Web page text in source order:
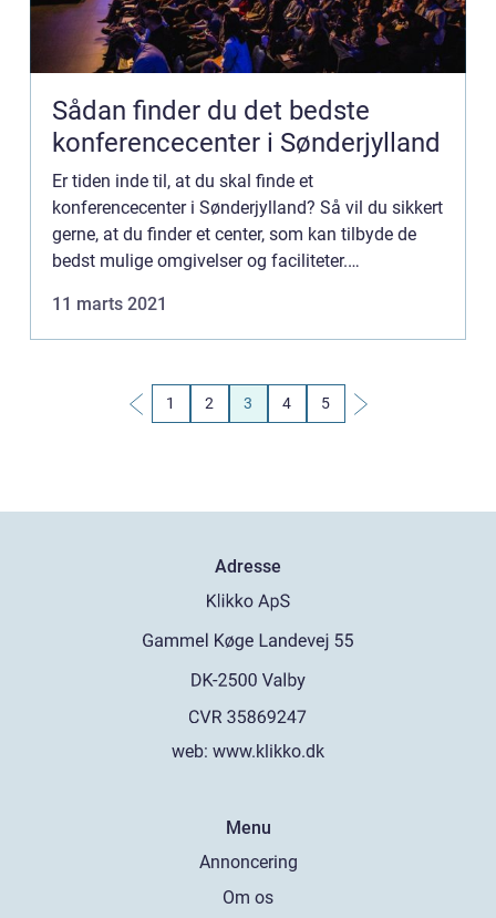
Sådan finder du det bedste
konferencecenter i Sønderjylland
Er tiden inde til, at du skal finde et
konferencecenter i Sønderjylland? Så vil du sikkert
gerne, at du finder et center, som kan tilbyde de
bedst mulige omgivelser og faciliteter.
denne proces. Du bliv...
11 marts 2021
1 2 3 4 5
Adresse
web: www.klikko.dk
Menu
Annoncering
Om os